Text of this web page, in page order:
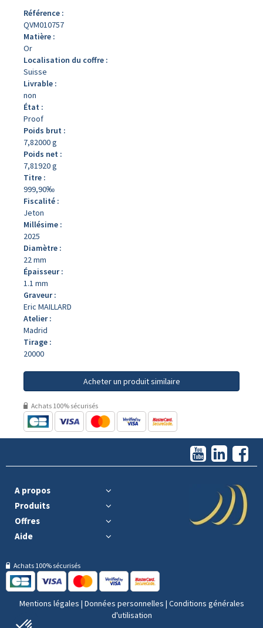
Référence :
QVM010757
Matière :
Or
Localisation du coffre :
Suisse
Livrable :
non
État :
Proof
Poids brut :
7,82000 g
Poids net :
7,81920 g
Titre :
999,90‰
Fiscalité :
Jeton
Millésime :
2025
Diamètre :
22 mm
Épaisseur :
1.1 mm
Graveur :
Eric MAILLARD
Atelier :
Madrid
Tirage :
20000
Acheter un produit similaire
Achats 100% sécurisés
A propos
Produits
Offres
Aide
Achats 100% sécurisés
Mentions légales | Données personnelles | Conditions générales
d'utilisation